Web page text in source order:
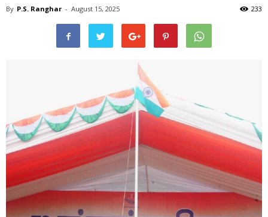
By P.S. Ranghar - August 15, 2025 233